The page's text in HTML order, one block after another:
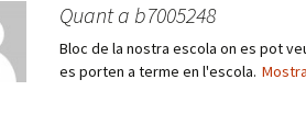
Quant a b7005248
Bloc de la nostra escola on es pot
es porten a terme en l'escola.